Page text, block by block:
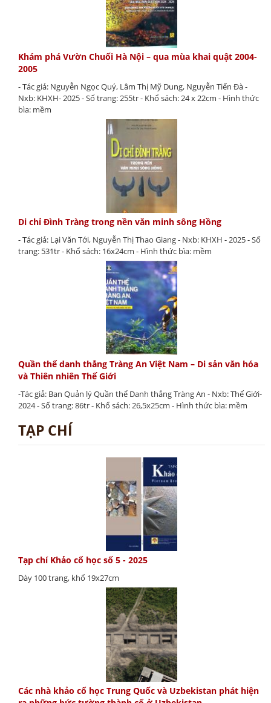
Khám phá Vườn Chuối Hà Nội – qua mùa khai quật 2004-
2005
- Tác giả: Nguyễn Ngọc Quý, Lâm Thị Mỹ Dung, Nguyễn Tiến Đà -
Nxb: KHXH- 2025 - Số trang: 255tr - Khổ sách: 24 x 22cm - Hình thức
bìa: mềm
Di chỉ Đình Tràng trong nền văn minh sông Hồng
- Tác giả: Lại Văn Tới, Nguyễn Thị Thao Giang - Nxb: KHXH - 2025 - Số
trang: 531tr - Khổ sách: 16x24cm - Hình thức bìa: mềm
Quần thể danh thắng Tràng An Việt Nam – Di sản văn hóa
và Thiên nhiên Thế Giới
-Tác giả: Ban Quản lý Quần thể Danh thắng Tràng An - Nxb: Thế Giới-
2024 - Số trang: 86tr - Khổ sách: 26,5x25cm - Hình thức bìa: mềm
TẠP CHÍ
Tạp chí Khảo cổ học số 5 - 2025
Dày 100 trang, khổ 19x27cm
Các nhà khảo cổ học Trung Quốc và Uzbekistan phát hiện